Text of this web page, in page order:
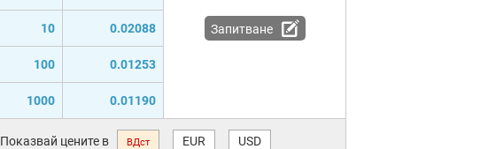
10 0.02088
100 0.01253
1000 0.01190
Запитване
Показвай цените в ВДст EUR USD